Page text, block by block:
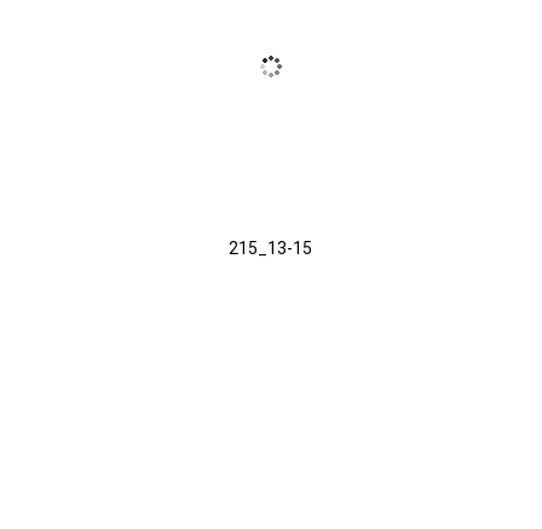
215_13-15